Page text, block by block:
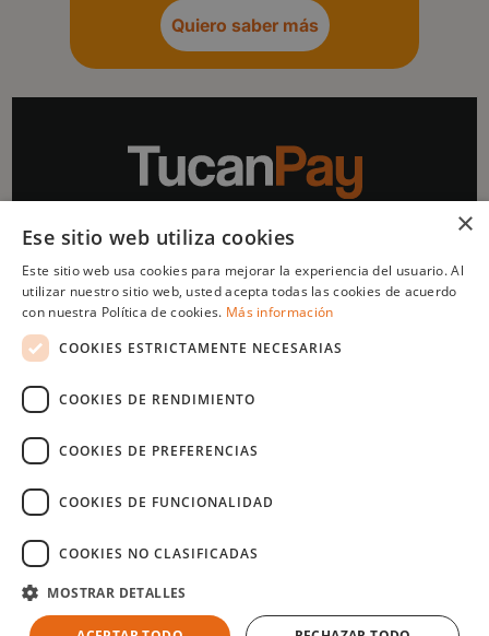
Quiero saber más
Impulsado por
¿Quienes
¿Cómo lo hacemos?
Blog
Cotizar
Términos y condiciones
Aviso legal
×
Ese sitio web utiliza cookies
Este sitio web usa cookies para mejorar la experiencia del usuario. Al
utilizar nuestro sitio web, usted acepta todas las cookies de acuerdo
con nuestra Política de cookies. Más información
COOKIES ESTRICTAMENTE NECESARIAS
COOKIES DE RENDIMIENTO
COOKIES DE PREFERENCIAS
COOKIES DE FUNCIONALIDAD
COOKIES NO CLASIFICADAS
MOSTRAR DETALLES